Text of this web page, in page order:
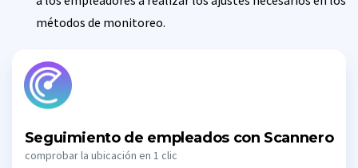
métodos de monitoreo.
Seguimiento de empleados con Scannero
comprobar la ubicación en 1 clic